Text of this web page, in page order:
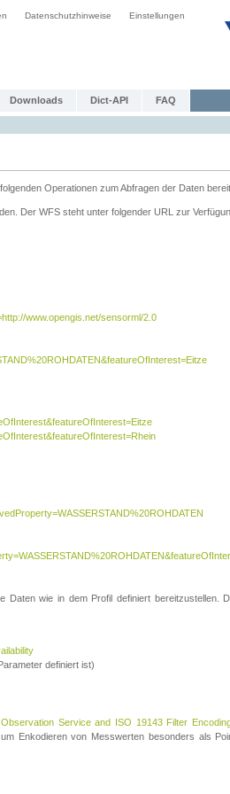
Datenschutzhinweise Einstellungen
Downloads Dict-API FAQ
Operationen zum Abfragen der Daten
Der WFS steht unter folgender URL zur
www.opengis.net/sensorml/2.0
Daten wie in dem Profil definiert bereitzustellen.
definiert ist)
Service and ISO 19143 Filter
Enkodieren von Messwerten besonders als